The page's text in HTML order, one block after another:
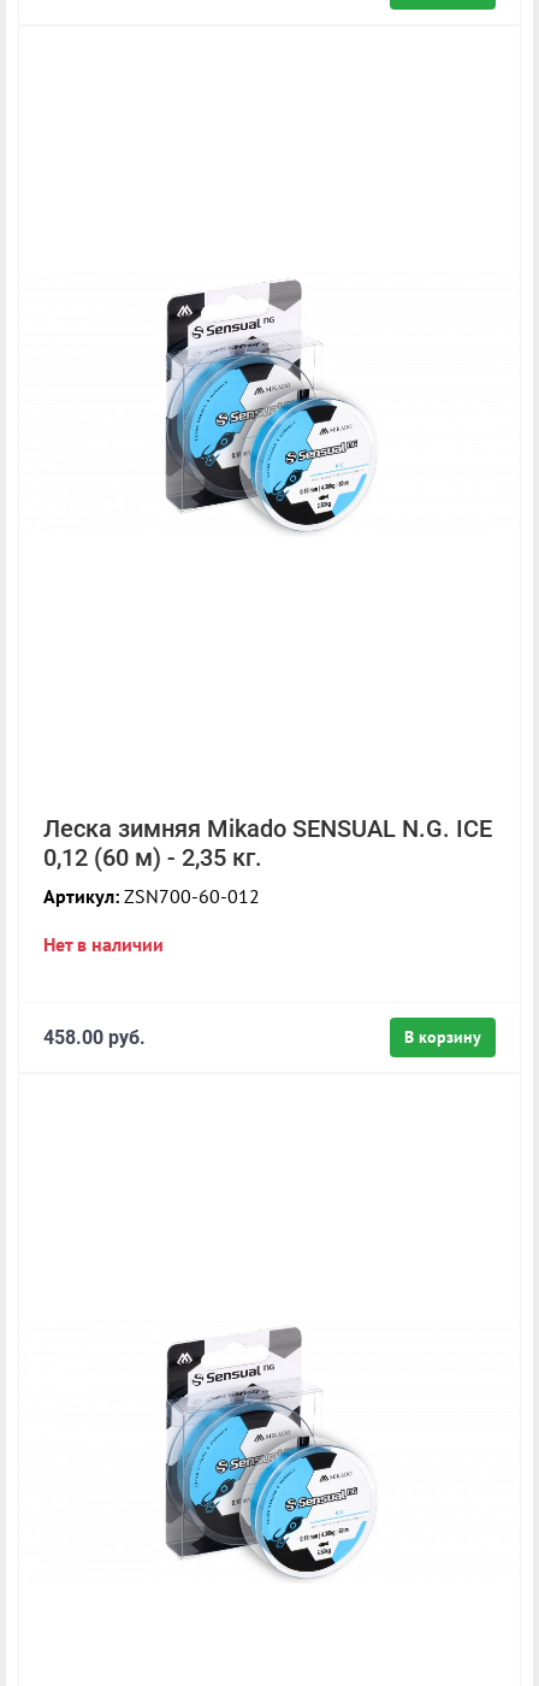
Леска зимняя Mikado SENSUAL N.G. ICE
0,12 (60 м) - 2,35 кг.
Артикул: ZSN700-60-012
Нет в наличии
В корзину
458.00 руб.